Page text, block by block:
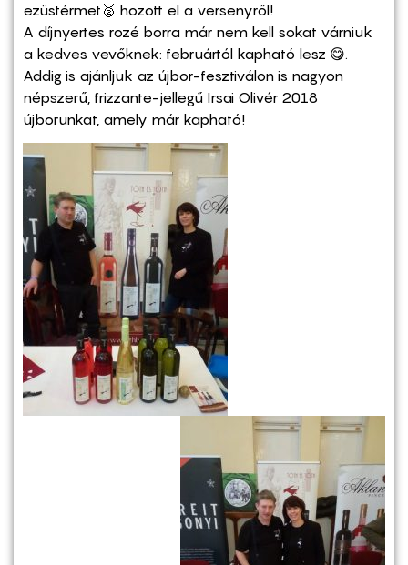
ezüstérmet 🥈 hozott el a versenyről!
A díjnyertes rozé borra már nem kell sokat várniuk
a kedves vevőknek: februártól kapható lesz 😋.
Addig is ajánljuk az újbor-fesztiválon is nagyon
népszerű, frizzante-jellegű Irsai Olivér 2018
újborunkat, amely már kapható!